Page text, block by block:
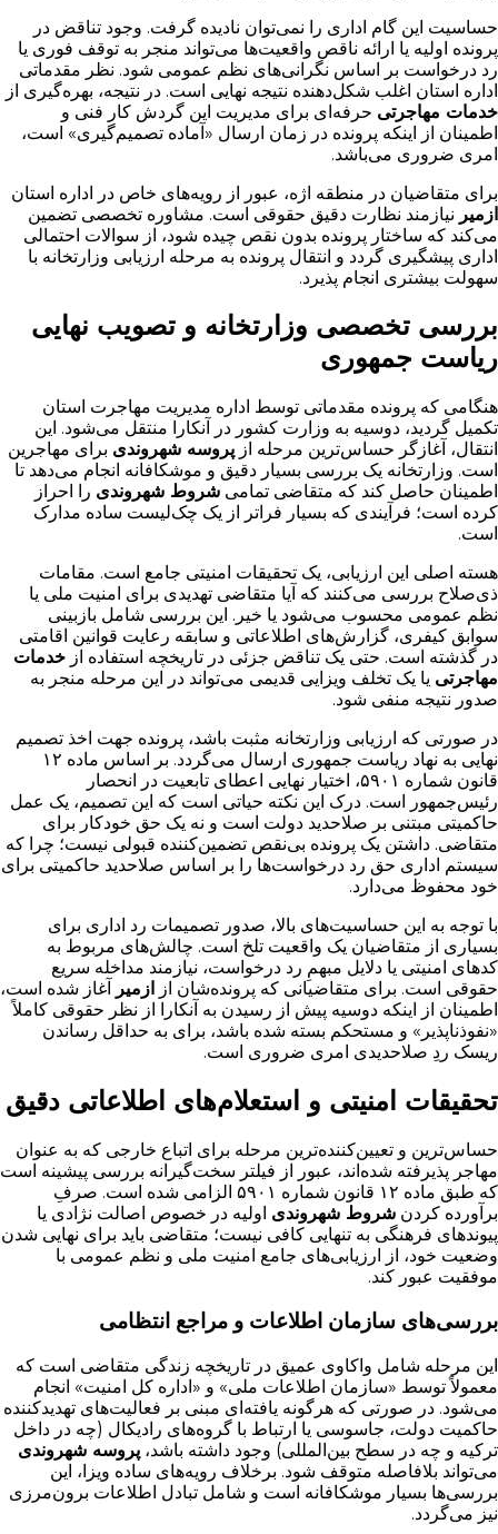
حساسیت این گام اداری را نمی‌توان نادیده گرفت. وجود تناقض در
پرونده اولیه یا ارائه ناقص واقعیت‌ها می‌تواند منجر به توقف فوری یا
رد درخواست بر اساس نگرانی‌های نظم عمومی شود. نظر مقدماتی
اداره استان اغلب شکل‌دهنده نتیجه نهایی است. در نتیجه، بهره‌گیری از
خدمات مهاجرتی حرفه‌ای برای مدیریت این گردش کار فنی و
اطمینان از اینکه پرونده در زمان ارسال «آماده تصمیم‌گیری» است،
امری ضروری می‌باشد.
برای متقاضیان در منطقه اژه، عبور از رویه‌های خاص در اداره استان
ازمیر نیازمند نظارت دقیق حقوقی است. مشاوره تخصصی تضمین
می‌کند که ساختار پرونده بدون نقص چیده شود، از سوالات احتمالی
اداری پیشگیری گردد و انتقال پرونده به مرحله ارزیابی وزارتخانه با
سهولت بیشتری انجام پذیرد.
بررسی تخصصی وزارتخانه و تصویب نهایی
ریاست جمهوری
هنگامی که پرونده مقدماتی توسط اداره مدیریت مهاجرت استان
تکمیل گردید، دوسیه به وزارت کشور در آنکارا منتقل می‌شود. این
انتقال، آغازگر حساس‌ترین مرحله از پروسه شهروندی برای مهاجرین
است. وزارتخانه یک بررسی بسیار دقیق و موشکافانه انجام می‌دهد تا
اطمینان حاصل کند که متقاضی تمامی شروط شهروندی را احراز
کرده است؛ فرآیندی که بسیار فراتر از یک چک‌لیست ساده مدارک
است.
هسته اصلی این ارزیابی، یک تحقیقات امنیتی جامع است. مقامات
ذی‌صلاح بررسی می‌کنند که آیا متقاضی تهدیدی برای امنیت ملی یا
نظم عمومی محسوب می‌شود یا خیر. این بررسی شامل بازبینی
سوابق کیفری، گزارش‌های اطلاعاتی و سابقه رعایت قوانین اقامتی
در گذشته است. حتی یک تناقض جزئی در تاریخچه استفاده از خدمات
مهاجرتی یا یک تخلف ویزایی قدیمی می‌تواند در این مرحله منجر به
صدور نتیجه منفی شود.
در صورتی که ارزیابی وزارتخانه مثبت باشد، پرونده جهت اخذ تصمیم
نهایی به نهاد ریاست جمهوری ارسال می‌گردد. بر اساس ماده ۱۲
قانون شماره ۵۹۰۱، اختیار نهایی اعطای تابعیت در انحصار
رئیس‌جمهور است. درک این نکته حیاتی است که این تصمیم، یک عمل
حاکمیتی مبتنی بر صلاحدید دولت است و نه یک حق خودکار برای
متقاضی. داشتن یک پرونده بی‌نقص تضمین‌کننده قبولی نیست؛ چرا که
سیستم اداری حق رد درخواست‌ها را بر اساس صلاحدید حاکمیتی برای
خود محفوظ می‌دارد.
با توجه به این حساسیت‌های بالا، صدور تصمیمات رد اداری برای
بسیاری از متقاضیان یک واقعیت تلخ است. چالش‌های مربوط به
کدهای امنیتی یا دلایل مبهمِ رد درخواست، نیازمند مداخله سریع
حقوقی است. برای متقاضیانی که پرونده‌شان از
ازمیر
آغاز شده است،
اطمینان از اینکه دوسیه پیش از رسیدن به آنکارا از نظر حقوقی کاملاً
«نفوذناپذیر» و مستحکم بسته شده باشد، برای به حداقل رساندن
ریسک ردِ صلاحدیدی امری ضروری است.
تحقیقات امنیتی و استعلام‌های اطلاعاتی دقیق
حساس‌ترین و تعیین‌کننده‌ترین مرحله برای اتباع خارجی که به عنوان
مهاجر پذیرفته شده‌اند، عبور از فیلتر سخت‌گیرانه بررسی پیشینه است
که طبق ماده ۱۲ قانون شماره ۵۹۰۱ الزامی شده است. صرفِ
برآورده کردن شروط شهروندی اولیه در خصوص اصالت نژادی یا
پیوندهای فرهنگی به تنهایی کافی نیست؛ متقاضی باید برای نهایی شدن
وضعیت خود، از ارزیابی‌های جامع امنیت ملی و نظم عمومی با
موفقیت عبور کند.
بررسی‌های سازمان اطلاعات و مراجع انتظامی
این مرحله شامل واکاوی عمیق در تاریخچه زندگی متقاضی است که
معمولاً توسط «سازمان اطلاعات ملی» و «اداره کل امنیت» انجام
می‌شود. در صورتی که هرگونه یافته‌ای مبنی بر فعالیت‌های تهدیدکننده
حاکمیت دولت، جاسوسی یا ارتباط با گروه‌های رادیکال (چه در داخل
ترکیه و چه در سطح بین‌المللی) وجود داشته باشد، پروسه شهروندی
می‌تواند بلافاصله متوقف شود. برخلاف رویه‌های ساده ویزا، این
بررسی‌ها بسیار موشکافانه است و شامل تبادل اطلاعات برون‌مرزی
نیز می‌گردد.